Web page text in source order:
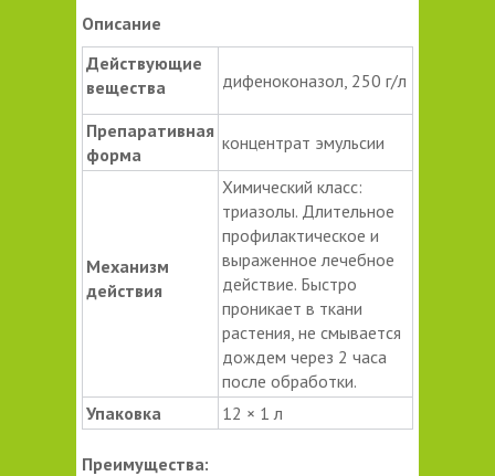
Описание
Действующие
вещества
дифеноконазол, 250 г/л
Препаративная
форма
концентрат эмульсии
Механизм
действия
Химический класс:
триазолы. Длительное
профилактическое и
выраженное лечебное
действие. Быстро
проникает в ткани
растения, не смывается
дождем через 2 часа
после обработки.
Упаковка
12 × 1 л
Преимущества: